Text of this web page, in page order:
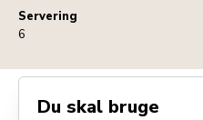
Servering
6
Du skal bruge